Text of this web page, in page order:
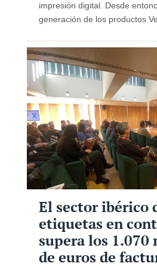
impresión digital. Desde
generación de los productos
El sector ibérico
etiquetas en
supera los 1.070
de euros de